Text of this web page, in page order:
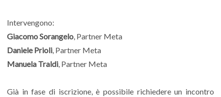
Intervengono:
Giacomo Sorangelo , Partner Meta
Daniele Prioli , Partner Meta
Manuela Traldi , Partner Meta
Già in fase di iscrizione, è possibile richiedere un incontro